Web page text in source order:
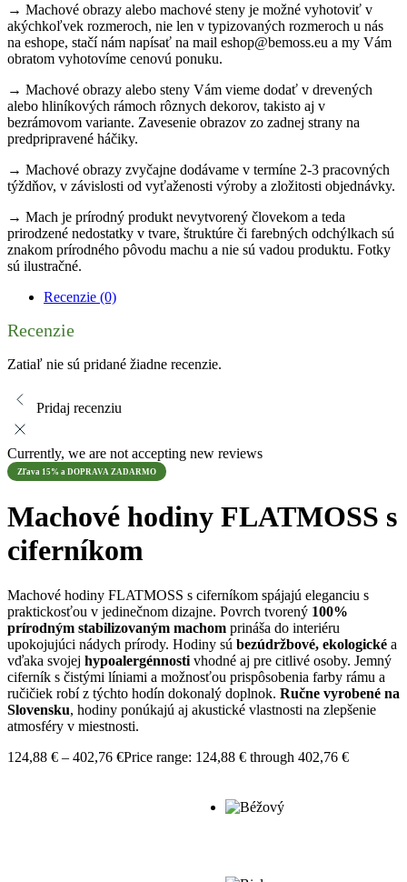
→ Machové obrazy alebo machové steny je možné vyhotoviť v
akýchkoľvek rozmeroch, nie len v typizovaných rozmeroch u nás
na eshope, stačí nám napísať na mail eshop@bemoss.eu a my Vám
obratom vyhotovíme cenovú ponuku.
→ Machové obrazy alebo steny Vám vieme dodať v drevených
alebo hliníkových rámoch rôznych dekorov, takisto aj v
bezrámovom variante. Zavesenie obrazov zo zadnej strany na
predpripravené háčiky.
→ Machové obrazy zvyčajne dodávame v termíne 2-3 pracovných
týždňov, v závislosti od vyťaženosti výroby a zložitosti objednávky.
→ Mach je prírodný produkt nevytvorený človekom a teda
prirodzené nedostatky v tvare, štruktúre či farebných odchýlkach sú
znakom prírodného pôvodu machu a nie sú vadou produktu. Fotky
sú ilustračné.
Recenzie (0)
Recenzie
Zatiaľ nie sú pridané žiadne recenzie.
Pridaj recenziu
Currently, we are not accepting new reviews
Zľava 15% a DOPRAVA ZADARMO
Machové hodiny FLATMOSS s
ciferníkom
Machové hodiny FLATMOSS s ciferníkom spájajú eleganciu s
praktickosťou v jedinečnom dizajne. Povrch tvorený 100%
prírodným stabilizovaným machom prináša do interiéru
upokojujúci nádych prírody. Hodiny sú bezúdržbové, ekologické a
vďaka svojej hypoalergénnosti vhodné aj pre citlivé osoby. Jemný
ciferník s čistými líniami a možnosťou prispôsobenia farby rámu a
ručičiek robí z týchto hodín dokonalý doplnok. Ručne vyrobené na
Slovensku, hodiny ponúkajú aj akustické vlastnosti na zlepšenie
atmosféry v miestnosti.
124,88 € – 402,76 €Price range: 124,88 € through 402,76 €